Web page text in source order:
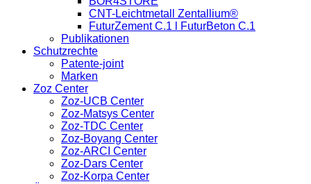
CNT-Leichtmetall Zentallium®
FuturZement C.1 l FuturBeton C.1
Publikationen
Schutzrechte
Patente-joint
Marken
Zoz Center
Zoz-UCB Center
Zoz-Matsys Center
Zoz-TDC Center
Zoz-Boyang Center
Zoz-ARCI Center
Zoz-Dars Center
Zoz-Korpa Center